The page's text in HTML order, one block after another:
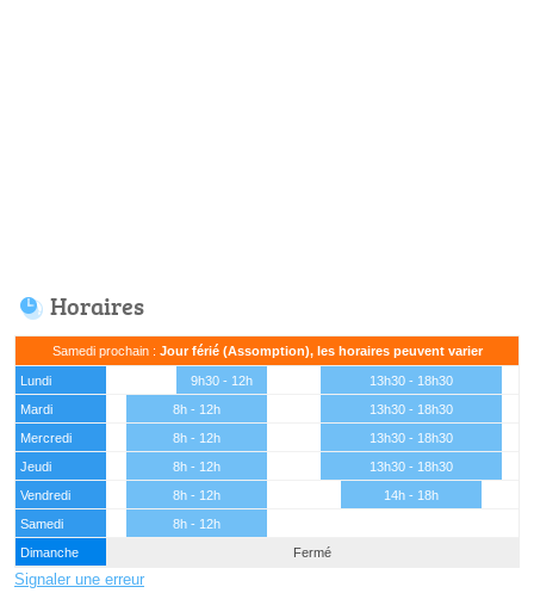
Horaires
Samedi prochain : Jour férié (Assomption), les horaires peuvent varier
Lundi 9h30 - 12h
13h30 - 18h30
Mardi
8h - 12h
13h30 - 18h30
Mercredi
8h - 12h
13h30 - 18h30
Jeudi
8h - 12h
13h30 - 18h30
Vendredi
8h - 12h
14h - 18h
Samedi
8h - 12h
Dimanche
Fermé
Signaler une erreur